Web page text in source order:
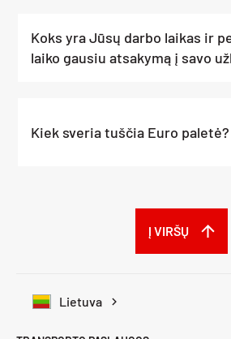
Koks yra Jūsų darbo laikas ir
laiko gausiu atsakymą į savo
Kiek sveria tuščia Euro paletė?
Lietuva
Į VIRŠŲ